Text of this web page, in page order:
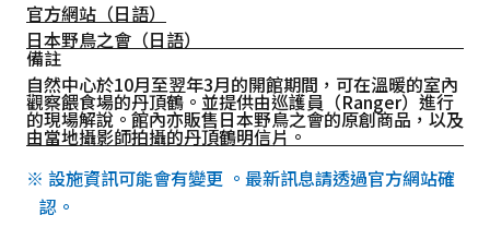
官方網站（日語）
日本野鳥之會（日語）
備註
自然中心於10月至翌年3月的開館期間，可在溫暖的室內
觀察餵食場的丹頂鶴。並提供由巡護員（Ranger）進行
的現場解說。館內亦販售日本野鳥之會的原創商品，以及
由當地攝影師拍攝的丹頂鶴明信片。
※ 設施資訊可能會有變更 。最新訊息請透過官方網站確
認。